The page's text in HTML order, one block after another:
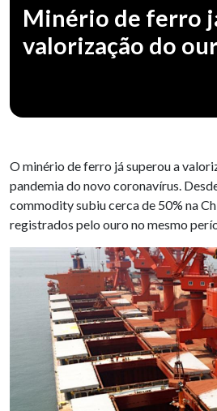
Minério de ferro
valorização do
O minério de ferro já superou a
pandemia do novo coronavírus.
commodity subiu cerca de 50% na
registrados pelo ouro no mesmo